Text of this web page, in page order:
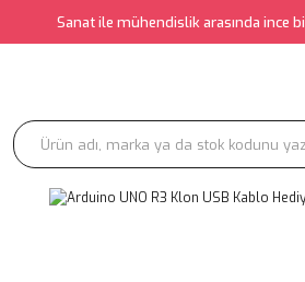
Sanat ile mühendislik arasında ince